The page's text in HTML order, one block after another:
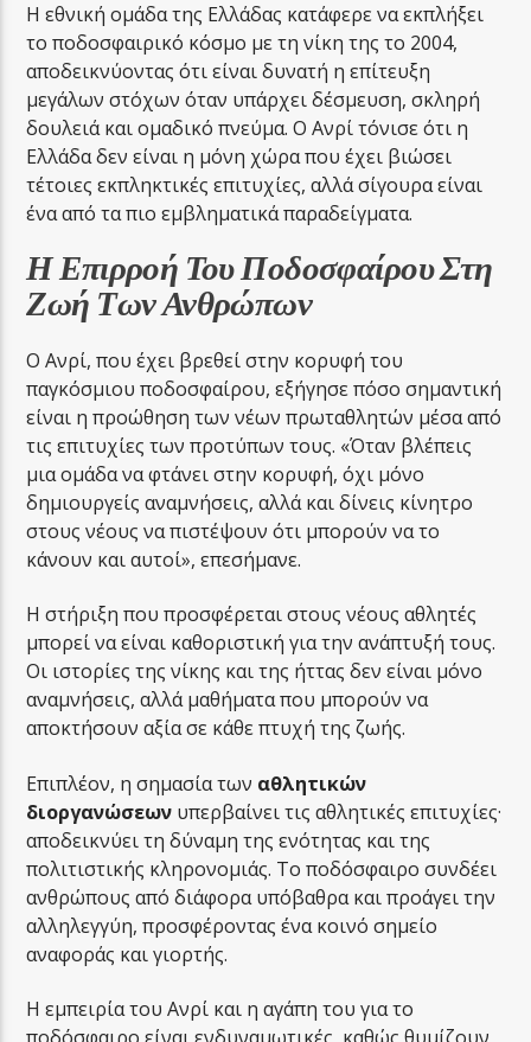
Η εθνική ομάδα της Ελλάδας κατάφερε να εκπλήξει
το ποδοσφαιρικό κόσμο με τη νίκη της το 2004,
αποδεικνύοντας ότι είναι δυνατή η επίτευξη
μεγάλων στόχων όταν υπάρχει δέσμευση, σκληρή
δουλειά και ομαδικό πνεύμα. Ο Ανρί τόνισε ότι η
Ελλάδα δεν είναι η μόνη χώρα που έχει βιώσει
τέτοιες εκπληκτικές επιτυχίες, αλλά σίγουρα είναι
ένα από τα πιο εμβληματικά παραδείγματα.
Η Επιρροή Του Ποδοσφαίρου Στη
Ζωή Των Ανθρώπων
Ο Ανρί, που έχει βρεθεί στην κορυφή του
παγκόσμιου ποδοσφαίρου, εξήγησε πόσο σημαντική
είναι η προώθηση των νέων πρωταθλητών μέσα από
τις επιτυχίες των προτύπων τους. «Όταν βλέπεις
μια ομάδα να φτάνει στην κορυφή, όχι μόνο
δημιουργείς αναμνήσεις, αλλά και δίνεις κίνητρο
στους νέους να πιστέψουν ότι μπορούν να το
κάνουν και αυτοί», επεσήμανε.
Η στήριξη που προσφέρεται στους νέους αθλητές
μπορεί να είναι καθοριστική για την ανάπτυξή τους.
Οι ιστορίες της νίκης και της ήττας δεν είναι μόνο
αναμνήσεις, αλλά μαθήματα που μπορούν να
αποκτήσουν αξία σε κάθε πτυχή της ζωής.
Επιπλέον, η σημασία των αθλητικών
διοργανώσεων υπερβαίνει τις αθλητικές επιτυχίες·
αποδεικνύει τη δύναμη της ενότητας και της
πολιτιστικής κληρονομιάς. Το ποδόσφαιρο συνδέει
ανθρώπους από διάφορα υπόβαθρα και προάγει την
αλληλεγγύη, προσφέροντας ένα κοινό σημείο
αναφοράς και γιορτής.
Η εμπειρία του Ανρί και η αγάπη του για το